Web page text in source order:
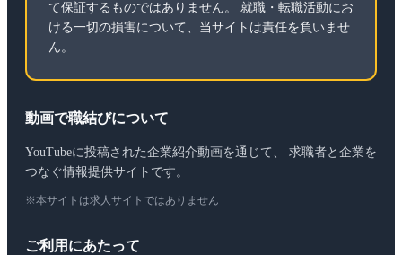
て保証するものではありません。 就職・転職活動にお
ける一切の損害について、当サイトは責任を負いませ
ん。
動画で職結びについて
YouTubeに投稿された企業紹介動画を通じて、 求職者と企業を
つなぐ情報提供サイトです。
※本サイトは求人サイトではありません
ご利用にあたって